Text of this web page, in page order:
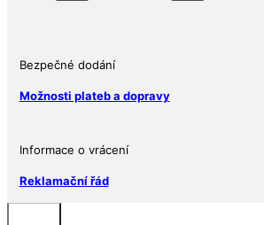
MAN™
Kolorovaná
Bezpečné dodání
Možnosti plateb a dopravy
Informace o vrácení
Reklamační řád